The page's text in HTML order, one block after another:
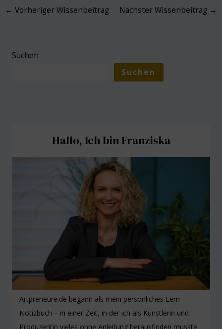
Post
← Vorheriger Wissenbeitrag Nächster Wissenbeitrag →
Suchen
Suchen
Hallo, Ich bin Franziska
Artpreneure.de begann als mein persönliches Lern-
Notizbuch – in einer Zeit, in der ich als Künstlerin und
Produzentin vieles ohne Anleitung herausfinden musste.